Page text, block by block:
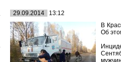
29.09.2014
13:12
В
Об